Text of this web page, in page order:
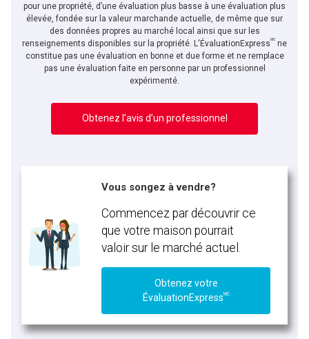
pour une propriété, d’une évaluation plus basse à une évaluation plus
élevée, fondée sur la valeur marchande actuelle, de même que sur
des données propres au marché local ainsi que sur les
renseignements disponibles sur la propriété. L'ÉvaluationExpressMC ne
constitue pas une évaluation en bonne et due forme et ne remplace
pas une évaluation faite en personne par un professionnel
expérimenté.
Obtenez l’avis d’un professionnel
Vous songez à vendre?
Commencez par découvrir ce
que votre maison pourrait
valoir sur le marché actuel.
Obtenez votre
ÉvaluationExpressMC